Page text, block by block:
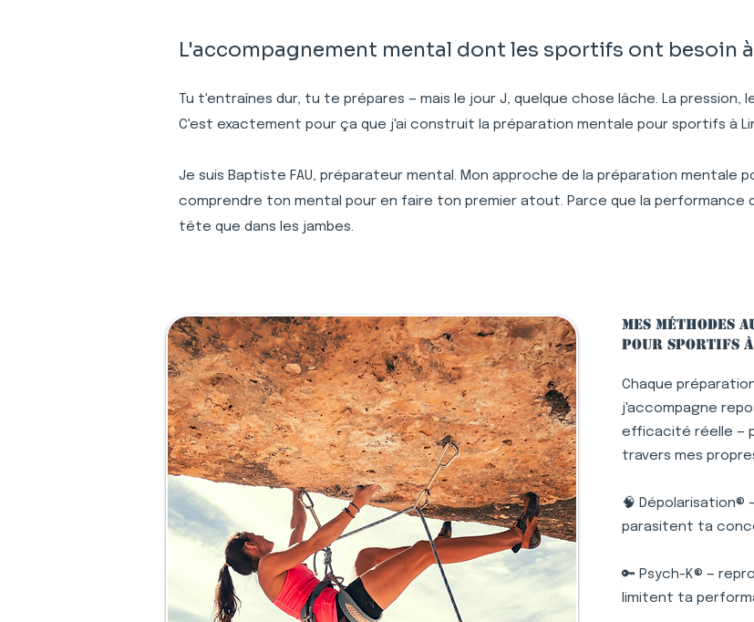
L'accompagnement mental dont les sportifs ont besoin
Tu t'entraînes dur, tu te prépares — mais le jour J, quelque chose lâche. La
C'est exactement pour ça que j'ai construit la préparation mentale pour sportifs à
Je suis Baptiste FAU, préparateur mental. Mon approche de la préparation mentale
comprendre ton mental pour en faire ton premier atout. Parce que la performance
tête que dans les jambes.
Mes méthodes
pour sportifs à
Chaque
j'accompagne
efficacité réelle —
travers mes
🧠 Dépolarisation®
parasitent ta
🔑 Psych-K® —
limitent ta